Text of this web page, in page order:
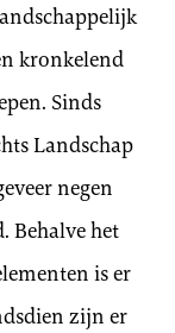
kronkelend
Sinds
Landschap
negen
Behalve het
is er
zijn er